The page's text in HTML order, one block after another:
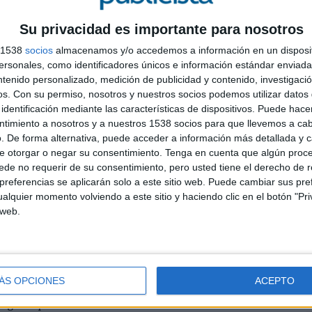
Su privacidad es importante para nosotros
socios almacenamos y/o accedemos a información en un
como identificadores únicos e información estándar
personalizado, medición de publicidad y contenido,
Con su permiso, nosotros y nuestros socios podemos utilizar datos
mediante las características de dispositivos. Puede
a nosotros y a nuestros 1538 socios para que llevemos a
De forma alternativa, puede acceder a información más detallada y
otorgar o negar su consentimiento. Tenga en cuenta que algún
no requerir de su consentimiento, pero usted tiene el derecho de
se aplicarán solo a este sitio web. Puede cambiar sus
momento volviendo a este sitio y haciendo clic en el botón
OPCIONES ACEPTO
de expansión de Accenture Song en el ámbito
en 2024, la compañía continúa ampliando su
la relevancia cultural y la capacidad de conectar
han convertido en factores clave para el
ambiciosas del mundo a crecer, y hoy el
Ndidi Oteh, CEO de Accenture Song. "En las
está el comercio moderno y donde los hábitos de los
triunfarán".
del sector. Según datos del IAB citados por
de contenido en Estados Unidos es uno de
mediático y alcanzará los 43.900 millones de
de Accenture Song en EMEA, ha subrayado
que combinen autenticidad y escala
nos permite combinar la autenticidad de los